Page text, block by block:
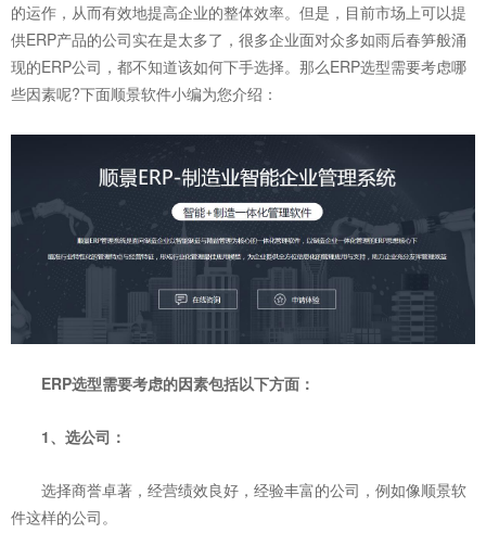
的运作，从而有效地提高企业的整体效率。但是，目前市场上可以提
供ERP产品的公司实在是太多了，很多企业面对众多如雨后春笋般涌
现的ERP公司，都不知道该如何下手选择。那么ERP选型需要考虑哪
些因素呢?下面顺景软件小编为您介绍：
ERP选型需要考虑的因素包括以下方面：
1、选公司：
选择商誉卓著，经营绩效良好，经验丰富的公司，例如像顺景软
件这样的公司。